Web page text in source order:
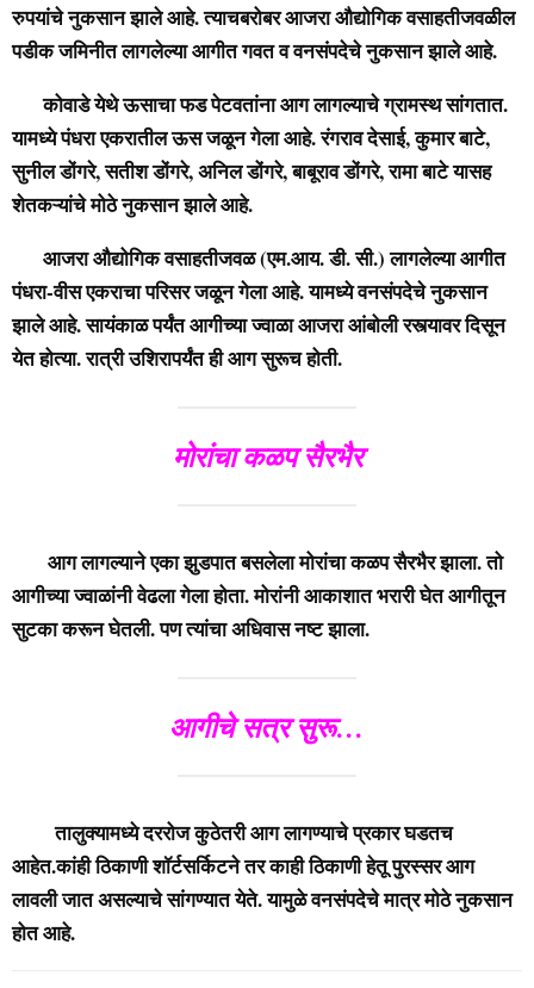
रुपयांचे नुकसान झाले आहे. त्याचबरोबर आजरा औद्योगिक वसाहतीजवळील
पडीक जमिनीत लागलेल्या आगीत गवत व वनसंपदेचे नुकसान झाले आहे.
कोवाडे येथे ऊसाचा फड पेटवतांना आग लागल्याचे ग्रामस्थ सांगतात.
यामध्ये पंधरा एकरातील ऊस जळून गेला आहे. रंगराव देसाई, कुमार बाटे,
सुनील डोंगरे, सतीश डोंगरे, अनिल डोंगरे, बाबूराव डोंगरे, रामा बाटे यासह
शेतकऱ्यांचे मोठे नुकसान झाले आहे.
आजरा औद्योगिक वसाहतीजवळ (एम.आय. डी. सी.) लागलेल्या आगीत
पंधरा-वीस एकराचा परिसर जळून गेला आहे. यामध्ये वनसंपदेचे नुकसान
झाले आहे. सायंकाळ पर्यंत आगीच्या ज्वाळा आजरा आंबोली रस्त्यावर दिसून
येत होत्या. रात्री उशिरापर्यंत ही आग सुरूच होती.
मोरांचा कळप सैरभैर
आग लागल्याने एका झुडपात बसलेला मोरांचा कळप सैरभैर झाला. तो
आगीच्या ज्वाळांनी वेढला गेला होता. मोरांनी आकाशात भरारी घेत आगीतून
सुटका करून घेतली. पण त्यांचा अधिवास नष्ट झाला.
आगीचे सत्र सुरू…
तालुक्यामध्ये दररोज कुठेतरी आग लागण्याचे प्रकार घडतच
आहेत.कांही ठिकाणी शॉर्टसर्किटने तर काही ठिकाणी हेतू पुरस्सर आग
लावली जात असल्याचे सांगण्यात येते. यामुळे वनसंपदेचे मात्र मोठे नुकसान
होत आहे.